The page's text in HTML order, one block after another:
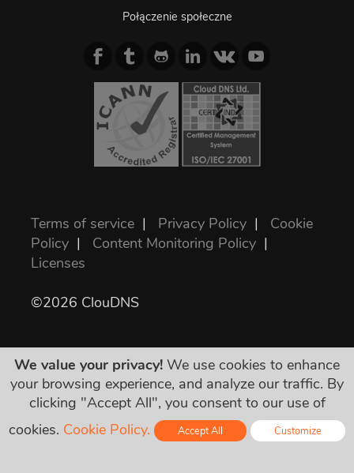
Połączenie społeczne
Terms of service | Privacy Policy | Cookie
Policy | Content Monitoring Policy |
Licenses
©2026 ClouDNS
Wszystkie ceny są ostateczne i zawierają
wszystkie wymagane podatki. Żadnych
We value your privacy! We use cookies to enhance
your browsing experience, and analyze our traffic. By
clicking "Accept All", you consent to our use of
cookies. Cookie Policy. Accept All Customize